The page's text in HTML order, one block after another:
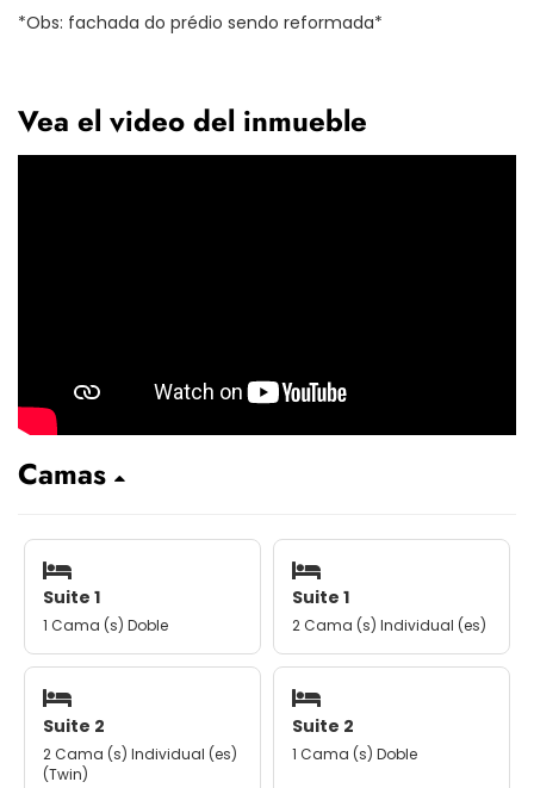
*Obs: fachada do prédio sendo reformada*
Vea el video del inmueble
Camas
Suite 1
1 Cama (s) Doble
Suite 1
2 Cama (s) Individual (es)
Suite 2
2 Cama (s) Individual (es)
(Twin)
Suite 2
1 Cama (s) Doble